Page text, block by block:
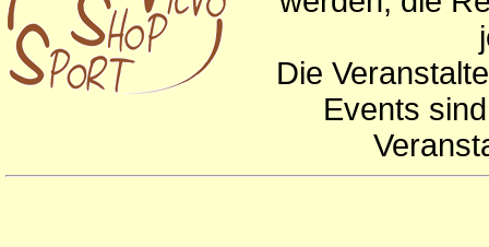
Die
Events